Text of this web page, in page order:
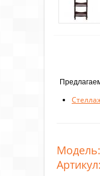
Модель:
Артикул: